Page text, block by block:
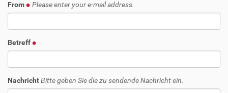
From Please enter your e-mail address.
Betreff
NachrichtBitte geben Sie die zu sendende Nachricht ein.